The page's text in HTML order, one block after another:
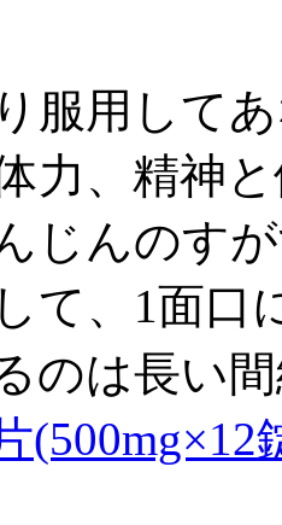
服用して
力、精神
じんのす
て、1面口
のは長い
(500mg×12